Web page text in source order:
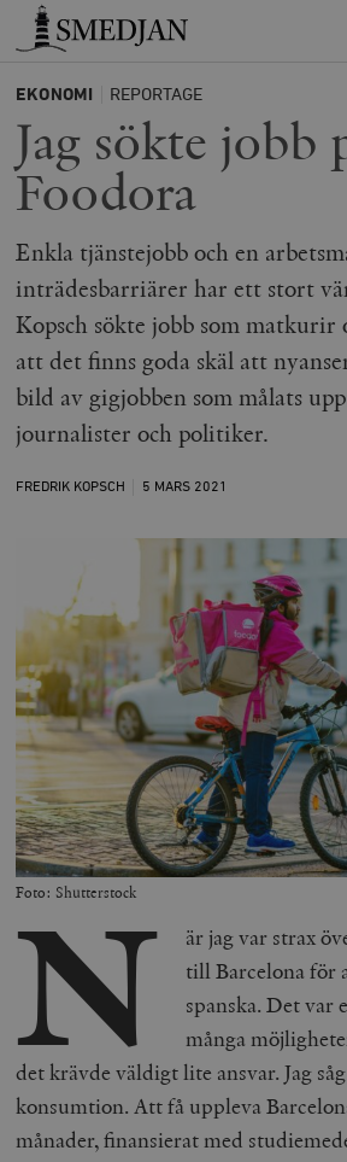
Timbro
EKONOMI REPORTAGE
Jag sökte jobb
Foodora
Enkla tjänstejobb och en
inträdesbarriärer har ett stort
Kopsch sökte jobb som matkurir
att det finns goda skäl att
bild av gigjobben som målats
journalister och politiker.
FREDRIK KOPSCH 5 MARS 2021
Foto: Shutterstock
N
är jag var strax
till Barcelona för
spanska. Det var
många
det krävde väldigt lite ansvar. Jag
konsumtion. Att få uppleva
månader, finansierat med